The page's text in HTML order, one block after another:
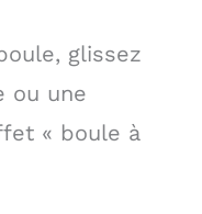
glissez
ou une
« boule à